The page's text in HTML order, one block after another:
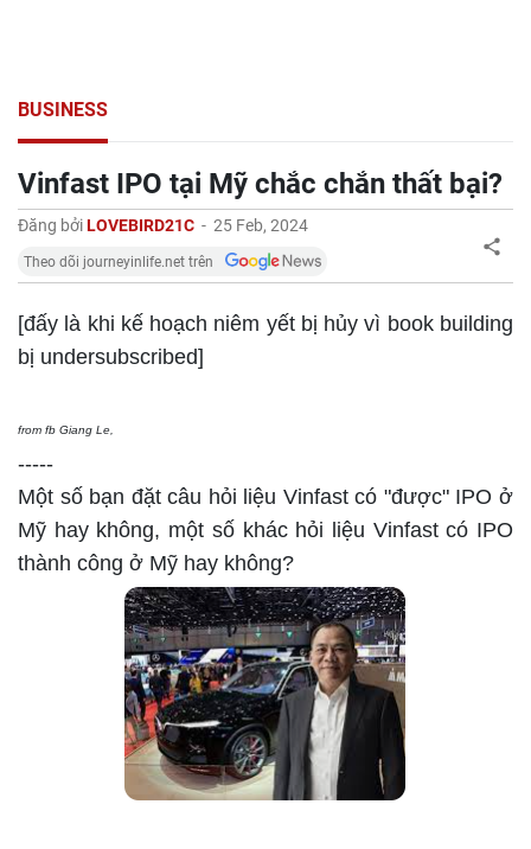
BUSINESS
Vinfast IPO tại Mỹ chắc chắn thất bại?
Đăng bởiLOVEBIRD21C - 25 Feb, 2024
Theo dõi journeyinlife.net trên
[đấy là khi kế hoạch niêm yết bị hủy vì book building
bị undersubscribed]
from fb Giang Le,
-----
Một số bạn đặt câu hỏi liệu Vinfast có "được" IPO ở
Mỹ hay không, một số khác hỏi liệu Vinfast có IPO
thành công ở Mỹ hay không?